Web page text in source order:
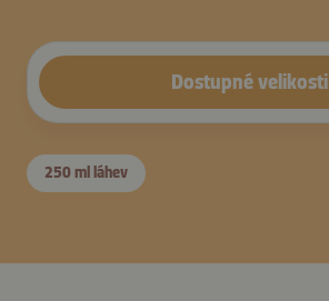
Dostupné velikosti
250 ml láhev